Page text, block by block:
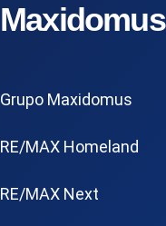
Maxidomus
Grupo Maxidomus
RE/MAX Homeland
RE/MAX Next